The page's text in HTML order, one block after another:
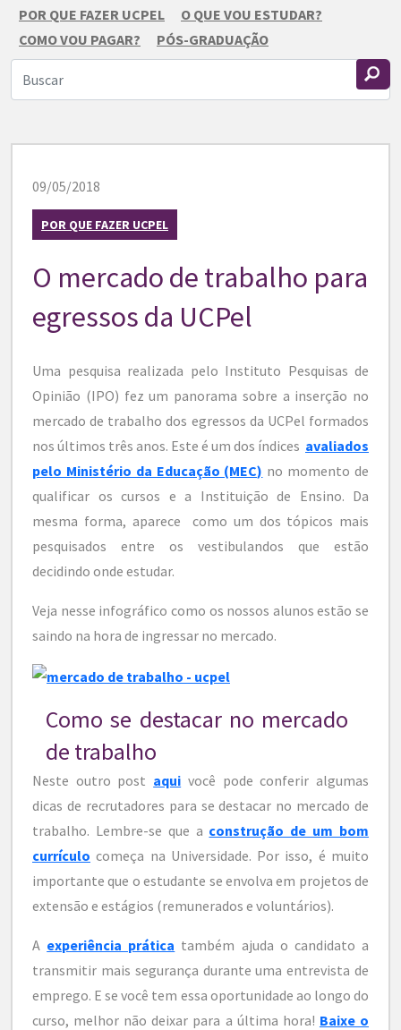
POR QUE FAZER UCPEL
O QUE VOU ESTUDAR?
COMO VOU PAGAR?
PÓS-GRADUAÇÃO
09/05/2018
POR QUE FAZER UCPEL
O mercado de trabalho para
egressos da UCPel
Uma pesquisa realizada pelo Instituto Pesquisas de
Opinião (IPO) fez um panorama sobre a inserção no
mercado de trabalho dos egressos da UCPel formados
nos últimos três anos. Este é um dos índices avaliados
pelo Ministério da Educação (MEC) no momento de
qualificar os cursos e a Instituição de Ensino. Da
mesma forma, aparece como um dos tópicos mais
pesquisados entre os vestibulandos que estão
decidindo onde estudar.
Veja nesse infográfico como os nossos alunos estão se
saindo na hora de ingressar no mercado.
Como se destacar no mercado
de trabalho
Neste outro post aqui você pode conferir algumas
dicas de recrutadores para se destacar no mercado de
trabalho. Lembre-se que a construção de um bom
currículo começa na Universidade. Por isso, é muito
importante que o estudante se envolva em projetos de
extensão e estágios (remunerados e voluntários).
A experiência prática também ajuda o candidato a
transmitir mais segurança durante uma entrevista de
emprego. E se você tem essa oportunidade ao longo do
curso, melhor não deixar para a última hora! Baixe o